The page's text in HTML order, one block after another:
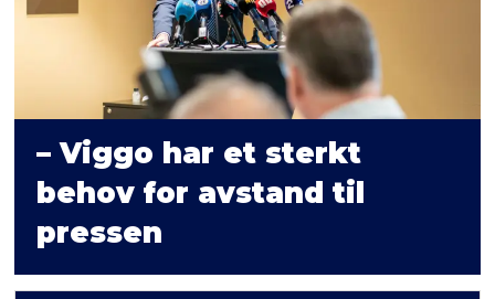
– Viggo har et sterkt
behov for avstand til
pressen